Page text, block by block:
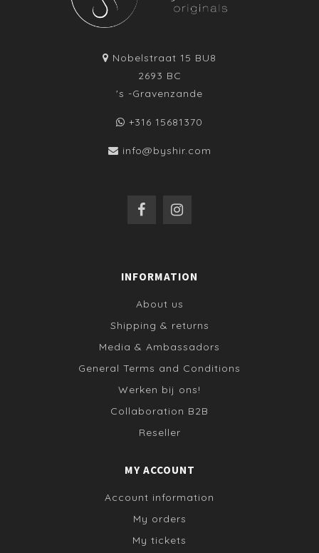
Nobelstraat 15 BU8
2693 BC
's -Gravenzande
+316 15681370
info@byshir.com
INFORMATION
About us
Shipping & returns
Media & Ambassadors
General Terms and Conditions
Werken bij ons!
Collaboration B2B
Reseller
MY ACCOUNT
Account information
My orders
My tickets